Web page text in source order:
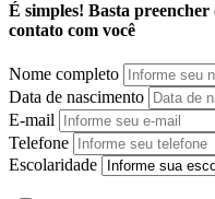
É simples! Basta
contato com você
Nome completo
Data de nascimento
E-mail
Telefone
Escolaridade